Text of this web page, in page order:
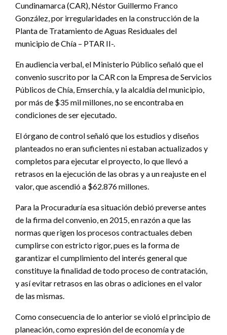
Cundinamarca (CAR), Néstor Guillermo Franco
González, por irregularidades en la construcción de la
Planta de Tratamiento de Aguas Residuales del
municipio de Chía – PTAR II-.
En audiencia verbal, el Ministerio Público señaló que el
convenio suscrito por la CAR con la Empresa de Servicios
Públicos de Chía, Emserchía, y la alcaldía del municipio,
por más de $35 mil millones, no se encontraba en
condiciones de ser ejecutado.
El órgano de control señaló que los estudios y diseños
planteados no eran suficientes ni estaban actualizados y
completos para ejecutar el proyecto, lo que llevó a
retrasos en la ejecución de las obras y a un reajuste en el
valor, que ascendió a $62.876 millones.
Para la Procuraduría esa situación debió preverse antes
de la firma del convenio, en 2015, en razón a que las
normas que rigen los procesos contractuales deben
cumplirse con estricto rigor, pues es la forma de
garantizar el cumplimiento del interés general que
constituye la finalidad de todo proceso de contratación,
y así evitar retrasos en las obras o adiciones en el valor
de las mismas.
Como consecuencia de lo anterior se violó el principio de
planeación, como expresión del de economía y de